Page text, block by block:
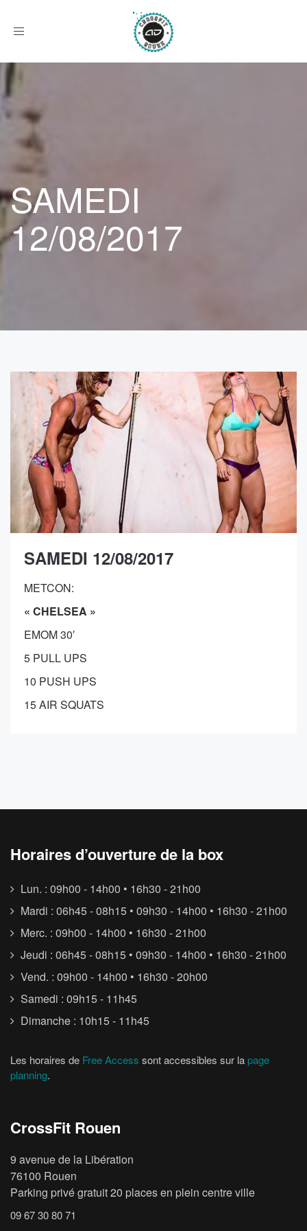
Afficher
SAMEDI
12/08/2017
SAMEDI 12/08/2017
METCON:
« CHELSEA »
EMOM 30′
5 PULL UPS
10 PUSH UPS
15 AIR SQUATS
Horaires d’ouverture de la box
Lun. : 09h00 - 14h00 • 16h30 - 21h00
Mardi : 06h45 - 08h15 • 09h30 - 14h00 • 16h30 - 21h00
Merc. : 09h00 - 14h00 • 16h30 - 21h00
Jeudi : 06h45 - 08h15 • 09h30 - 14h00 • 16h30 - 21h00
Vend. : 09h00 - 14h00 • 16h30 - 20h00
Samedi : 09h15 - 11h45
Dimanche : 10h15 - 11h45
Les horaires de Free Access sont accessibles sur la page
planning.
CrossFit Rouen
9 avenue de la Libération
76100 Rouen
Parking privé gratuit 20 places en plein centre ville
09 67 30 80 71